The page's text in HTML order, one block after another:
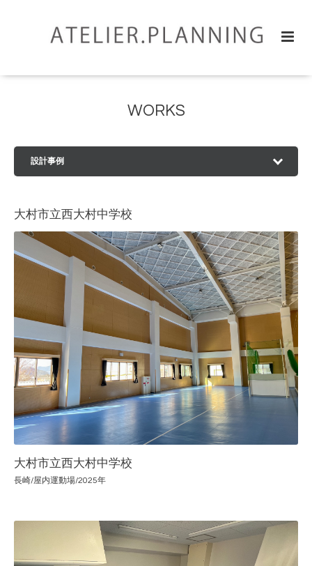
WORKS
設計事例
大村市立西大村中学校
大村市立西大村中学校
長崎/屋内運動場/2025年